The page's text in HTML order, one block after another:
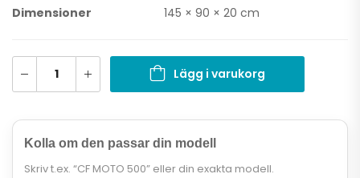
Dimensioner 145 × 90 × 20 cm
Lägg i varukorg
Kolla om den passar din modell
Skriv t.ex. “CF MOTO 500” eller din exakta modell.